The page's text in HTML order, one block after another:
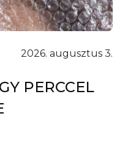
2026. augusztus 3.
PERCCEL